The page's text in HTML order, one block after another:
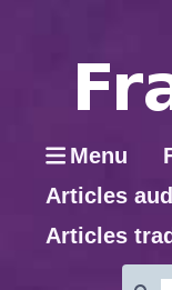
Menu
Articles
Articles